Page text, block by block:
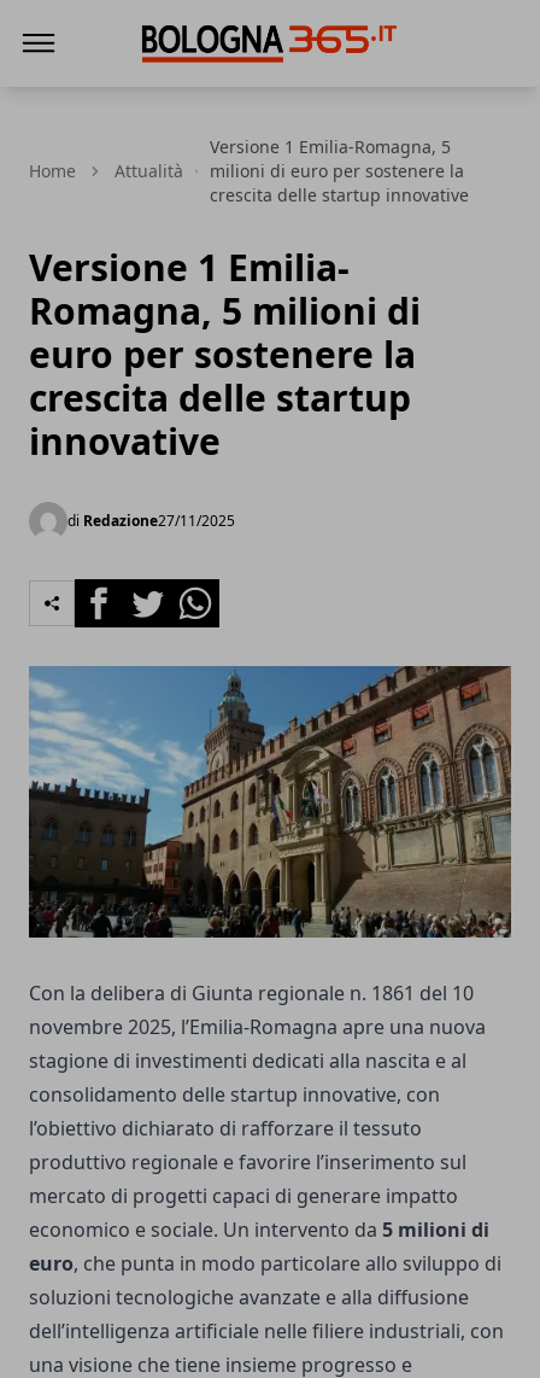
Home Attualità
Versione 1 Emilia-Romagna, 5
milioni di euro per sostenere la
crescita delle startup innovative
Versione 1 Emilia-
Romagna, 5 milioni di
euro per sostenere la
crescita delle startup
innovative
di Redazione27/11/2025
FacebookTwitterWhatsapp
Con la delibera di Giunta regionale n. 1861 del 10
novembre 2025, l’Emilia-Romagna apre una nuova
stagione di investimenti dedicati alla nascita e al
consolidamento delle startup innovative, con
l’obiettivo dichiarato di rafforzare il tessuto
produttivo regionale e favorire l’inserimento sul
mercato di progetti capaci di generare impatto
economico e sociale. Un intervento da 5 milioni di
euro, che punta in modo particolare allo sviluppo di
soluzioni tecnologiche avanzate e alla diffusione
dell’intelligenza artificiale nelle filiere industriali, con
una visione che tiene insieme progresso e